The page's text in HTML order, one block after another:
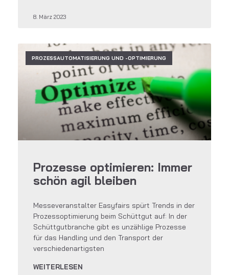
8. März 2023
PROZESSAUTOMATISIERUNG UND -OPTIMIERUNG
Prozesse optimieren: Immer
schön agil bleiben
Messeveranstalter Easyfairs spürt Trends in der
Prozessoptimierung beim Schüttgut auf: In der
Schüttgutbranche gibt es unzählige Prozesse
für das Handling und den Transport der
verschiedenartigsten
WEITERLESEN